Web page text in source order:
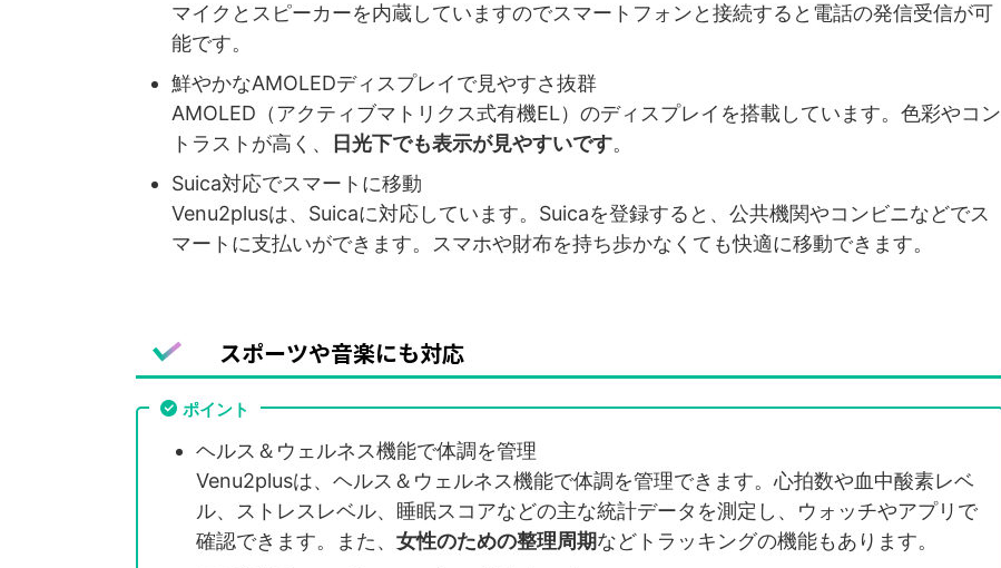
マイクとスピーカーを内蔵していますのでスマートフォンと接続すると電話の発信受信が可
能です。
鮮やかなAMOLEDディスプレイで見やすさ抜群
AMOLED（アクティブマトリクス式有機EL）のディスプレイを搭載しています。色彩やコン
トラストが高く、
日光下でも表示が見やすいです。
Suica対応でスマートに移動
Venu2plusは、Suicaに対応しています。Suicaを登録すると、公共機関やコンビニなどでス
マートに支払いができます。スマホや財布を持ち歩かなくても快適に移動できます。
スポーツや音楽にも対応
ポイント
ヘルス＆ウェルネス機能で体調を管理
Venu2plusは、ヘルス＆ウェルネス機能で体調を管理できます。心拍数や血中酸素レベ
ル、ストレスレベル、睡眠スコアなどの主な統計データを測定し、ウォッチやアプリで
確認できます。また、 女性のための整理周期などトラッキングの機能もあります。